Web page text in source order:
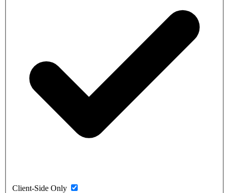
Client-Side Only